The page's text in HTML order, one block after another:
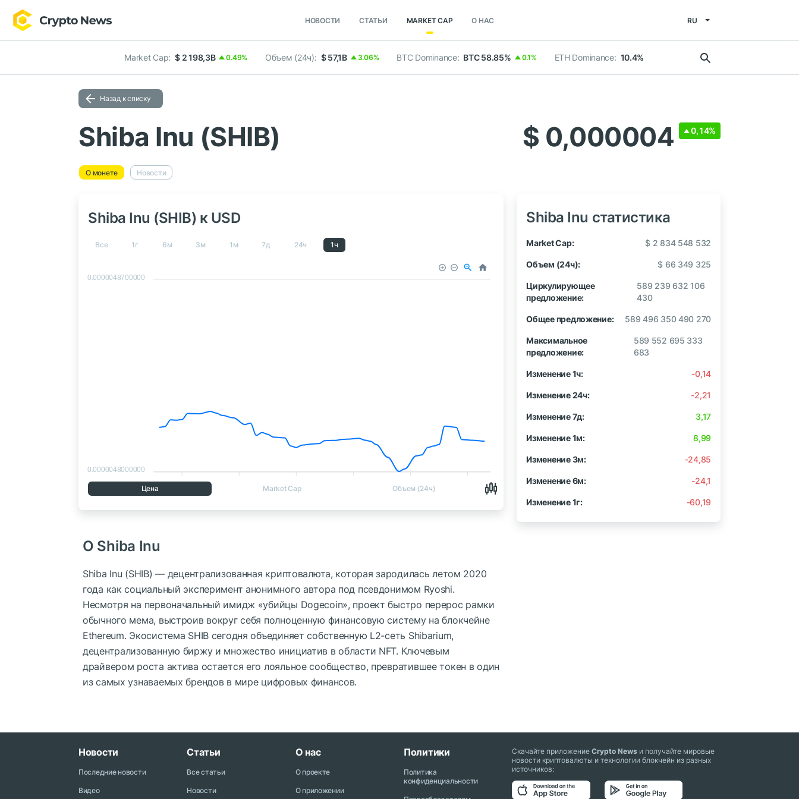
НОВОСТИ СТАТЬИ MARKET CAP О НАС RU
Market Cap: $ 2 198,3B 0.49% Объем (24ч): $ 57,1B 3.06% BTC Dominance: BTC 58.85% 0.1% ETH Dominance: 10.4%
Назад к списку
Shiba Inu (SHIB) $ 0,000004 0,14%
О монете Новости
Shiba Inu (SHIB) к USD
Все 1г 6м 3м 1м 7д 24ч 1ч
0.0000048700000
0.0000048000000
Цена Market Cap Объем (24ч)
Shiba Inu статистика
Market Cap: $ 2 834 548 532
Объем (24ч): $ 66 349 325
Циркулирующее
предложение:
589 239 632 106
430
Общее предложение: 589 496 350 490 270
Максимальное
предложение:
589 552 695 333
683
Изменение 1ч: -0,14
Изменение 24ч: -2,21
Изменение 7д: 3,17
Изменение 1м: 8,99
Изменение 3м: -24,85
Изменение 6м: -24,1
Изменение 1г: -60,19
О Shiba Inu
Shiba Inu (SHIB) — децентрализованная криптовалюта, которая зародилась летом 2020
года как социальный эксперимент анонимного автора под псевдонимом Ryoshi.
Несмотря на первоначальный имидж «убийцы Dogecoin», проект быстро перерос рамки
обычного мема, выстроив вокруг себя полноценную финансовую систему на блокчейне
Ethereum. Экосистема SHIB сегодня объединяет собственную L2-сеть Shibarium,
децентрализованную биржу и множество инициатив в области NFT. Ключевым
драйвером роста актива остается его лояльное сообщество, превратившее токен в один
из самых узнаваемых брендов в мире цифровых финансов.
Новости
Последние новости
Видео
Статьи
Все статьи
Новости
О нас
О проекте
О приложении
Политики
Политика
конфиденциальности
Скачайте приложениеCrypto News и получайте мировые
новости криптовалюты и технологии блокчейн из разных
источников: